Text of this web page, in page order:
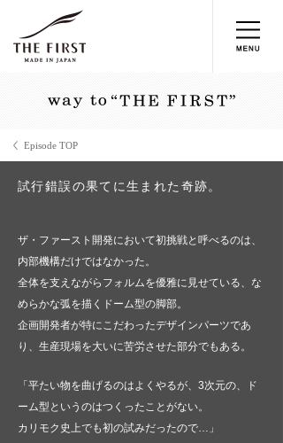
Episode TOP
試行錯誤の果てに生まれた奇跡。
ザ・ファースト開発において初挑戦と呼べるのは、
内部機構だけではなかった。
全体を支えながらフォルムを優雅に見せている、な
めらかな弧を描くドーム型の脚部。
企画開発者が特にこだわったデザインパーツであ
り、生産現場を大いに苦労させた部分でもある。
「平たい物を曲げるのはよくやるが、3次元の、ド
ーム型というのはつくったことがない。
カリモク史上でも初の試みだったので…」